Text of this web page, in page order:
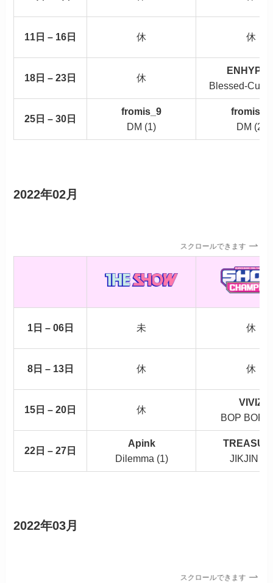
11日 – 16日 休 休
18日 – 23日 休
Blessed-
25日 – 30日
fromis_9
DM (1)
fromis_9
DM (2)
2022年02月
スクロールできます
1日 – 06日 未 休
8日 – 13日 休 休
15日 – 20日 休
VIVIZ
BOP BOP!
22日 – 27日
Apink
Dilemma (1)
JIKJIN (1)
2022年03月
スクロールできます